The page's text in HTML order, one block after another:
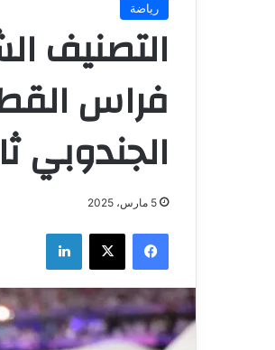
رياضة
التصنيف
فراس
الجندوبي
5 مارس، 2025
فيسبوك ‫X لينكدإن